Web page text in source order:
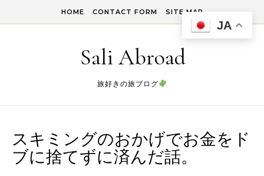
HOME CONTACT FORM SITE MAP
Sali Abroad
旅好きの旅ブログ
スキミングのおかげでお金をド
ブに捨てずに済んだ話。
JA